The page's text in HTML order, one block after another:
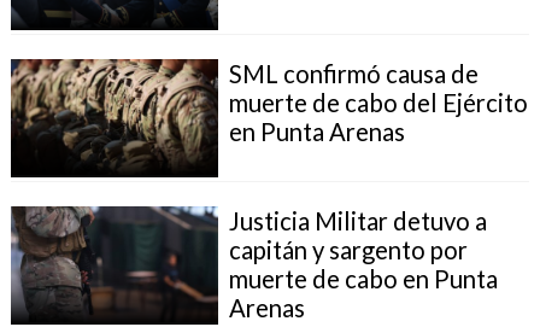
SML confirmó causa de
muerte de cabo del Ejército
en Punta Arenas
Justicia Militar detuvo a
capitán y sargento por
muerte de cabo en Punta
Arenas